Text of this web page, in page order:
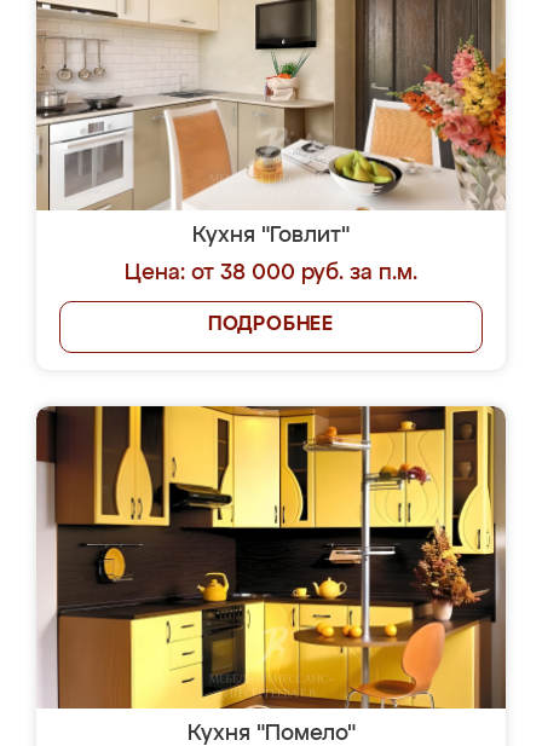
Кухня "Говлит"
Цена: от 38 000 руб. за п.м.
ПОДРОБНЕЕ
Кухня "Помело"